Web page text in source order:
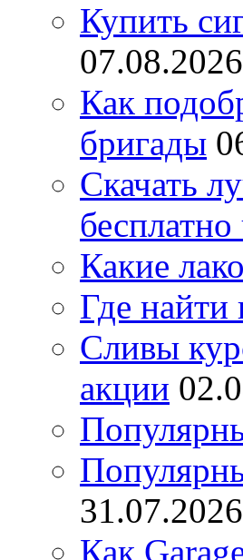
Купить
07.08.2026
Как
бригады
Скачать
Какие
Где
Сливы
акции
31.07.2026
Как